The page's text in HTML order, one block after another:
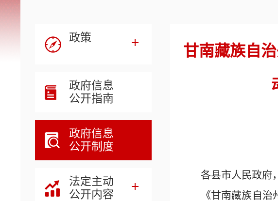
政策
政府信息
公开指南
政府信息
公开制度
法定主动
公开内容
甘南藏族自
各县市人民政府
《甘南藏族自